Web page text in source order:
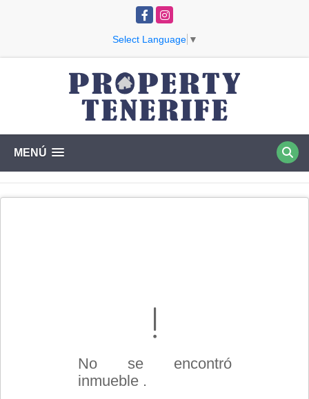
FacebookInstagram
Select Language ▼
MENÚ
No se encontró
inmueble .